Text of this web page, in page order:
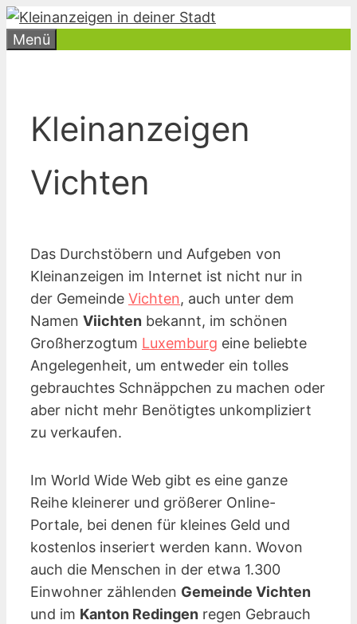
Zum
Inhalt
Menü
Kleinanzeigen
Vichten
Das Durchstöbern und Aufgeben von
Kleinanzeigen im Internet ist nicht nur in
der Gemeinde Vichten, auch unter dem
Namen Viichten bekannt, im schönen
Großherzogtum Luxemburg eine beliebte
Angelegenheit, um entweder ein tolles
gebrauchtes Schnäppchen zu machen oder
aber nicht mehr Benötigtes unkompliziert
zu verkaufen.
Im World Wide Web gibt es eine ganze
Reihe kleinerer und größerer Online-
Portale, bei denen für kleines Geld und
kostenlos inseriert werden kann. Wovon
auch die Menschen in der etwa 1.300
Einwohner zählenden Gemeinde Vichten
und im Kanton Redingen regen Gebrauch